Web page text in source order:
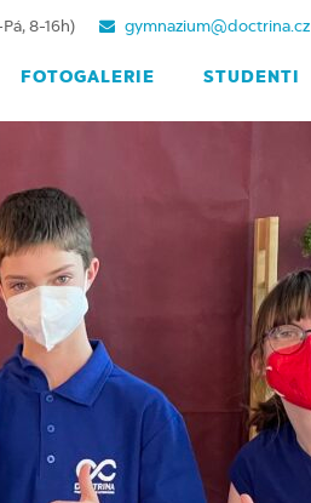
FOTOGALERIE STUDENTI
8-16h) gymnazium@doctrina.cz